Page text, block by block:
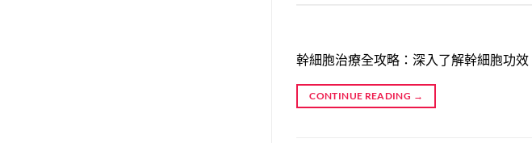
幹細胞治療全攻略：深入了解幹細胞功
CONTINUE READING →